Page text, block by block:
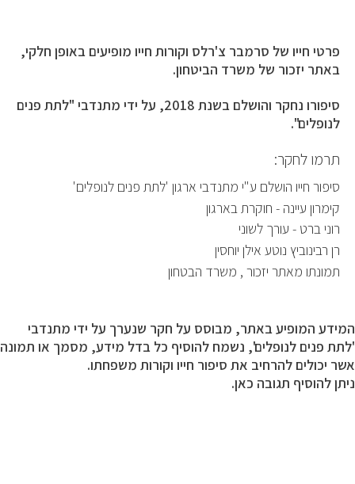
פרטי חייו של סרמבר צ'רלס וקורות חייו מופיעים באופן חלקי,
באתר יזכור של משרד הביטחון.
סיפורו נחקר והושלם בשנת 2018, על ידי מתנדבי "לתת פנים
לנופלים".
תרמו לחקר:
סיפור חייו הושלם ע"י מתנדבי ארגון 'לתת פנים לנופלים'
קימרון עיינה - חוקרת בארגון
רוני ברט - עורך לשוני
רן רבינוביץ נוטע אילן יוחסין
תמונתו מאתר יזכור , משרד הבטחון
המידע המופיע באתר, מבוסס על חקר שנערך על ידי מתנדבי
'לתת פנים לנופלים', נשמח להוסיף כל בדל מידע, מסמך או תמונה
אשר יכולים להרחיב את סיפור חייו וקורות משפחתו.
ניתן להוסיף תגובה כאן.